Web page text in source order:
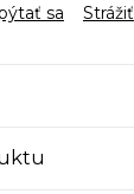
sa Strážiť